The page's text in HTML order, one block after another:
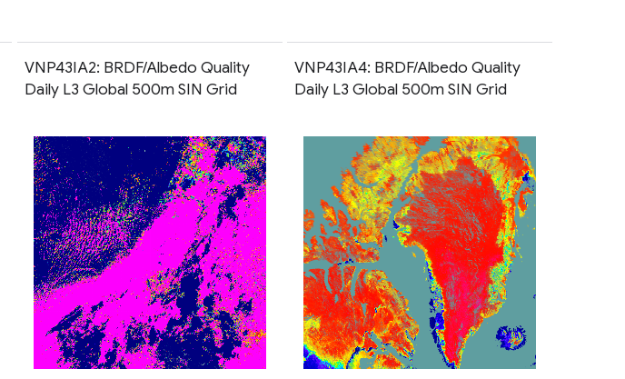
VNP43IA2: BRDF/Albedo Quality
Daily L3 Global 500m SIN Grid
VNP43IA4: BRDF/Albedo Quality
Daily L3 Global 500m SIN Grid